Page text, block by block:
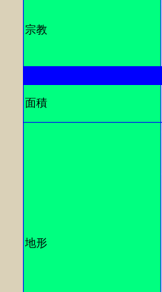
宗教
面積
地形